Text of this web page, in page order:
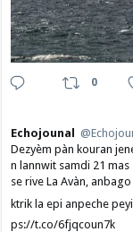
0
Echojounal
Dezyèm pàn kouran
n lannwit samdi 21
se rive La Avàn,
ktrik la epi anpeche
ps://t.co/6fjqcoun7k